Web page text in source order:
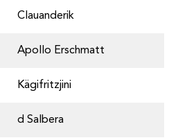
Clauanderik
Apollo Erschmatt
Kägifritzjini
d Salbera